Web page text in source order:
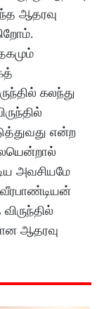
ஆதரவு
கலந்து
என்ற
அவசியமே
வீரபாண்டியன்
ஆதரவு